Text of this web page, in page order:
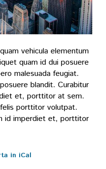
vehicula elementum
quam id dui posuere
malesuada feugiat.
blandit. Curabitur
et, porttitor at sem.
porttitor volutpat.
id imperdiet et, porttitor
in iCal